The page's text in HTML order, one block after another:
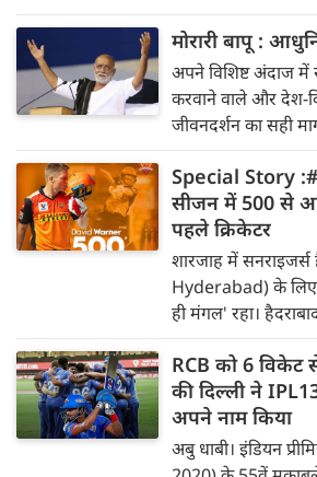
मोरारी बापू :
अपने विशिष्ट अंदाज में
करवाने वाले और देश-
जीवनदर्शन का सही
Special Story
सीजन में 500 से
पहले क्रिकेटर
शारजाह में
Hyderabad) के
ही मंगल' रहा।
RCB को 6 विकेट
की दिल्ली ने
अपने नाम किया
अबु धाबी। इंडियन